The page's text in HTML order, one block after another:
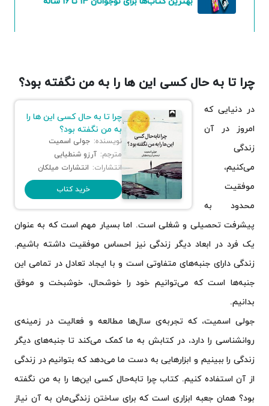
چرا تا به حال کسی این ها را به من نگفته بود؟
چرا تا به حال کسی این ها را
به من نگفته بود؟
نویسنده: جولی اسمیت
مترجم: آرزو شنطیایی
انتشارات: انتشارات میلکان
خرید کتاب
در دنیایی که
امروز در آن
زندگی
می‌کنیم،
موفقیت
محدود به
پیشرفت تحصیلی و شغلی است. اما بسیار مهم است که به عنوان
یک فرد در ابعاد دیگر زندگی نیز احساس موفقیت داشته باشیم.
زندگی دارای جنبه‌های متفاوتی است و با ایجاد تعادل در تمامی این
جنبه‌ها است که می‌توانیم خود را خوشحال، خوشبخت و موفق
بدانیم.
جولی اسمیت، که تجربه‌ی سال‌ها مطالعه و فعالیت در زمینه‌ی
روانشناسی را دارد، در کتابش به ما کمک می‌کند تا جنبه‌های دیگر
زندگی را ببینیم و ابزارهایی به دست ما می‌دهد که بتوانیم در زندگی
از آن استفاده کنیم. کتاب چرا تابه‌حال کسی این‌ها را به من نگفته
بود؟ همان جعبه ابزاری است که برای ساختن زندگی‌مان به آن نیاز